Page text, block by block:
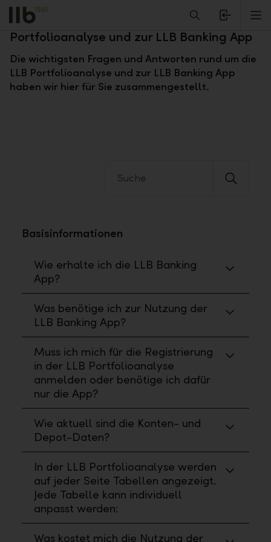
Alerts.Headline
Fragen und Antworten zur LLB
Portfolioanalyse und zur LLB Banking App
Die wichtigsten Fragen und Antworten rund um die
LLB Portfolioanalyse und zur LLB Banking App
haben wir hier für Sie zusammengestellt.
Basisinformationen
Wie erhalte ich die LLB Banking
App?
Was benötige ich zur Nutzung der
LLB Banking App?
Muss ich mich für die Registrierung
in der LLB Portfolioanalyse
anmelden oder benötige ich dafür
nur die App?
Wie aktuell sind die Konten- und
Depot-Daten?
In der LLB Portfolioanalyse werden
auf jeder Seite Tabellen angezeigt.
Jede Tabelle kann individuell
anpasst werden:
Was kostet mich die Nutzung der